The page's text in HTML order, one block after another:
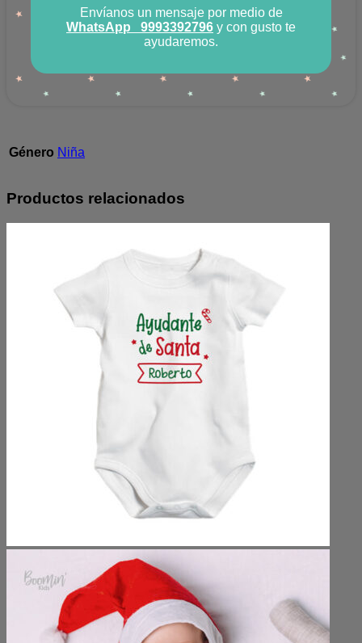
Envíanos un mensaje por medio de
WhatsApp
9993392796 y con gusto te
ayudaremos.
Género Niña
Productos relacionados